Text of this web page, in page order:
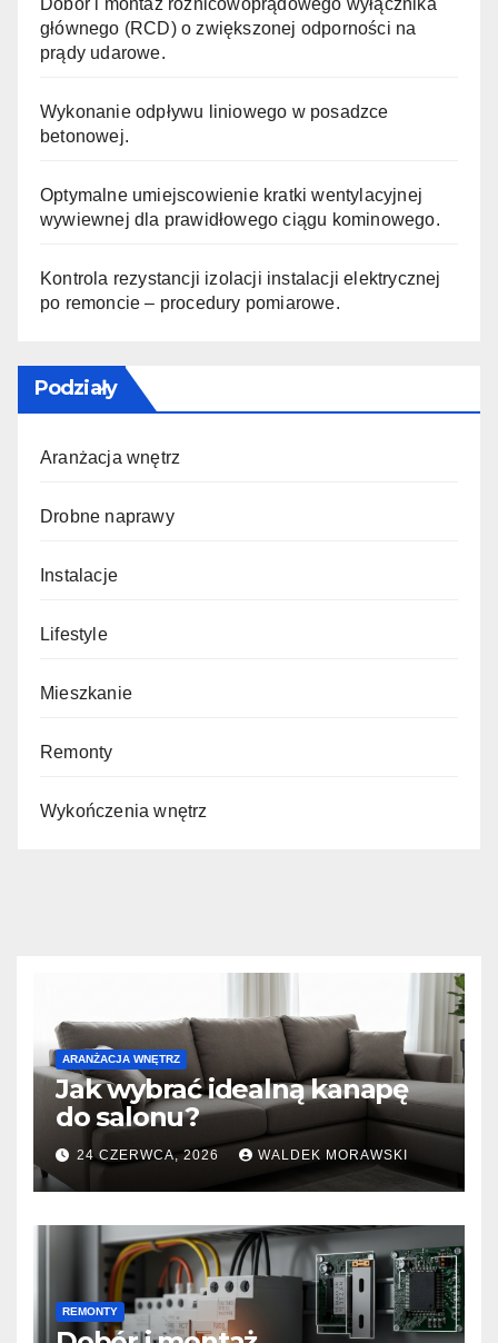
Dobór i montaż różnicowoprądowego wyłącznika
głównego (RCD) o zwiększonej odporności na
prądy udarowe.
Wykonanie odpływu liniowego w posadzce
betonowej.
Optymalne umiejscowienie kratki wentylacyjnej
wywiewnej dla prawidłowego ciągu kominowego.
Kontrola rezystancji izolacji instalacji elektrycznej
po remoncie – procedury pomiarowe.
Podziały
Aranżacja wnętrz
Drobne naprawy
Instalacje
Lifestyle
Mieszkanie
Remonty
Wykończenia wnętrz
ARANŻACJA WNĘTRZ
Jak wybrać idealną kanapę
do salonu?
24 CZERWCA, 2026 WALDEK MORAWSKI
REMONTY